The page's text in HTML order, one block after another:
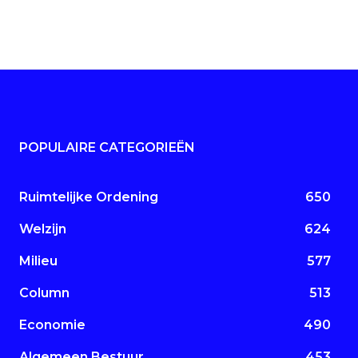
POPULAIRE CATEGORIEËN
Ruimtelijke Ordening 650
Welzijn 624
Milieu 577
Column 513
Economie 490